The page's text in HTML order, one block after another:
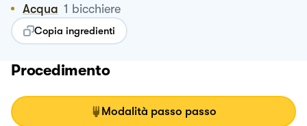
Acqua 1 bicchiere
Copia ingredienti
Procedimento
Modalità passo passo